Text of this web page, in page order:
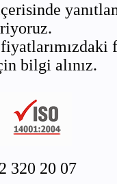
bilgi alınız.
320 20 07